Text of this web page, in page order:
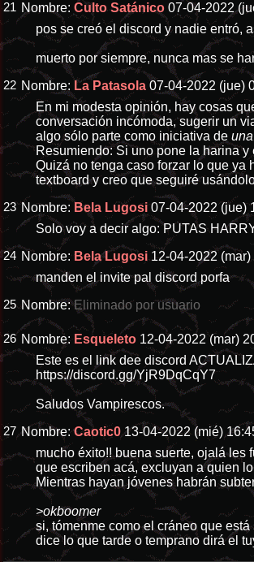
21 Nombre:Culto Satánico 07-04-2022
pos se creó el discord y nadie entró,
muerto por siempre, nunca mas se
22 Nombre: La Patasola 07-04-2022 (jue)
En mi modesta opinión, hay cosas
conversación incómoda, sugerir un
algo sólo parte como iniciativa de
Resumiendo: Si uno pone la harina
Quizá no tenga caso forzar lo que ya
textboard y creo que seguiré
23 Nombre: Bela Lugosi 07-04-2022 (jue)
Solo voy a decir algo: PUTAS
24 Nombre: Bela Lugosi 12-04-2022
manden el invite pal discord porfa
25 Nombre:Eliminado por usuario
26 Nombre: Esqueleto 12-04-2022 (mar)
Este es el link dee discord
https://discord.gg/YjR9DqCqY7
Saludos Vampirescos.
27 Nombre:Caotic0 13-04-2022 (mié)
mucho éxito!! buena suerte, ojalá les
que escriben acá, excluyan a quien
Mientras hayan jóvenes habrán
>okboomer
si, tómenme como el cráneo que
dice lo que tarde o temprano dirá el